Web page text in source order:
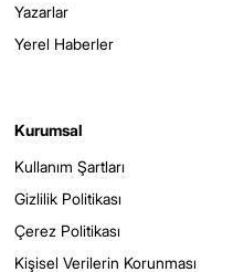
Yazarlar
Yerel Haberler
Kurumsal
Kullanım Şartları
Gizlilik Politikası
Çerez Politikası
Kişisel Verilerin Korunması